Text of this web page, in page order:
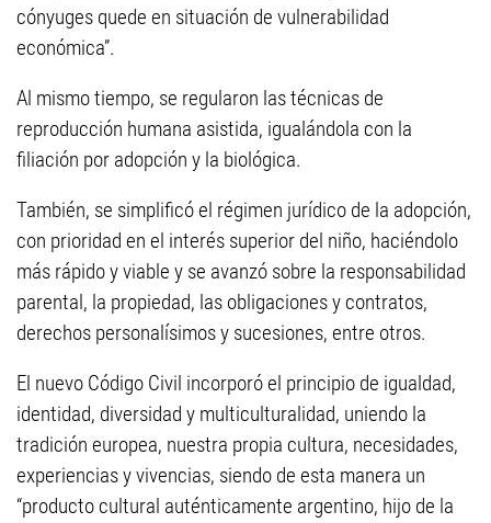
cónyuges quede en situación de vulnerabilidad
económica”.
Al mismo tiempo, se regularon las técnicas de
reproducción humana asistida, igualándola con la
filiación por adopción y la biológica.
También, se simplificó el régimen jurídico de la adopción,
con prioridad en el interés superior del niño, haciéndolo
más rápido y viable y se avanzó sobre la responsabilidad
parental, la propiedad, las obligaciones y contratos,
derechos personalísimos y sucesiones, entre otros.
El nuevo Código Civil incorporó el principio de igualdad,
identidad, diversidad y multiculturalidad, uniendo la
tradición europea, nuestra propia cultura, necesidades,
experiencias y vivencias, siendo de esta manera un
“producto cultural auténticamente argentino, hijo de la